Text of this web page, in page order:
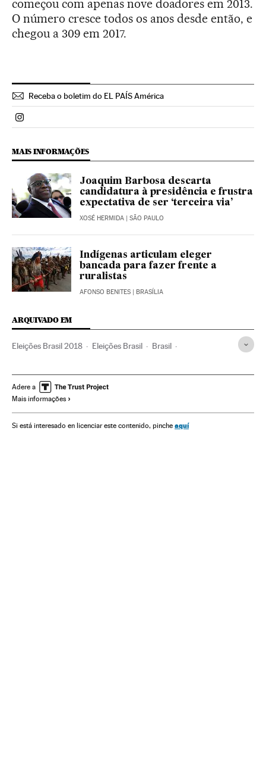
começou com apenas nove doadores em 2013.
O número cresce todos os anos desde então, e
chegou a 309 em 2017.
Receba o boletim do EL PAÍS América
Politica El País Brasil en Instagram
MAIS INFORMAÇÕES
Joaquim Barbosa descarta
candidatura à presidência e frustra
expectativa de ser ‘terceira via’
XOSÉ HERMIDA | SÃO PAULO
Indígenas articulam eleger
bancada para fazer frente a
ruralistas
AFONSO BENITES | BRASÍLIA
ARQUIVADO EM
Eleições Brasil 2018 Eleições Brasil Brasil
Partidos políticos Eleições
Adere a
Mais informações
Si está interesado en licenciar este contenido, pinche aquí